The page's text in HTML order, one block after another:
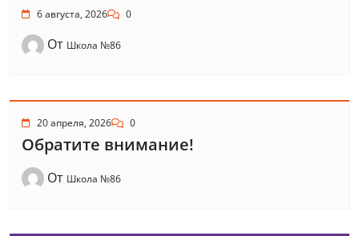
6 августа, 2026 0
От Школа №86
20 апреля, 2026 0
Обратите внимание!
От Школа №86